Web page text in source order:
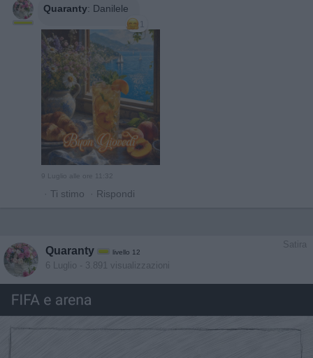
Quaranty: Danilele
1
9 Luglio alle ore 11:32
· Ti stimo · Rispondi
Satira
Quaranty livello 12
6 Luglio - 3.891 visualizzazioni